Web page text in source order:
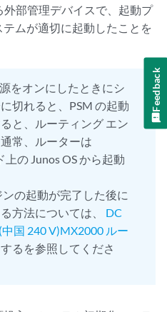
外部管理デバイスで、起動プ
ムが適切に起動したことを
をオンにしたときにシ
切れると、PSM の起動
と、ルーティング エン
常、ルーターは
の Junos OS から起動
の起動が完了した後に
方法については、 DC
国 240 V)MX2000 ルー
るを参照してくださ
Feedback